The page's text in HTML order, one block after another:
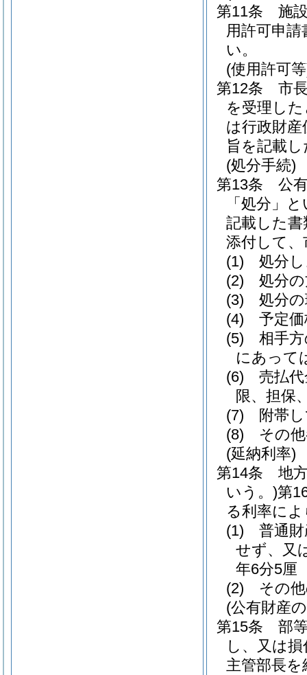
第11条
施
用許可申請
い。
(使用許可
第12条
市
を受理し
は行政財
旨を記載
(処分手続)
第13条
公
「処分」
記載した
添付して
(1)
処分
(2)
処分
(3)
処分
(4)
予定
(5)
相手
にあって
(6)
売払
限、担保
(7)
附帯
(8)
その
(延納利率)
第14条
地
いう。)第
る利率に
(1)
普通
せず、又
年6分5厘
(2)
その
(公有財産
第15条
部
し、又は
主管部長